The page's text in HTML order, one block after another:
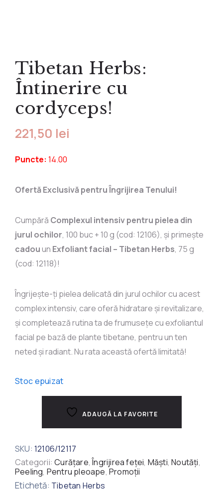
Tip cremă
Pentru regenerare
medicale
Suplimente
Tibetan Herbs:
Întinerire cu
cordyceps!
221,50 lei
Puncte: 14.00
Ofertă Exclusivă pentru Îngrijirea Tenului!
Cumpără Complexul intensiv pentru pielea din
jurul ochilor, 100 buc + 10 g (cod: 12106), și primește
cadouun Exfoliant facial – Tibetan Herbs, 75 g
(cod: 12118)!
Îngrijește-ți pielea delicată din jurul ochilor cu acest
complex intensiv, care oferă hidratare și revitalizare,
și completează rutina ta de frumusețe cu exfoliantul
facial pe bază de plante tibetane, pentru un ten
neted și radiant. Nu rata această ofertă limitată!
Stoc epuizat
ADAUGĂ LA FAVORITE
SKU: 12106/12117
Categorii:Curățare,Îngrijirea feței, Măști,Noutăți,
Peeling, Pentru pleoape,Promoții
Etichetă: Tibetan Herbs